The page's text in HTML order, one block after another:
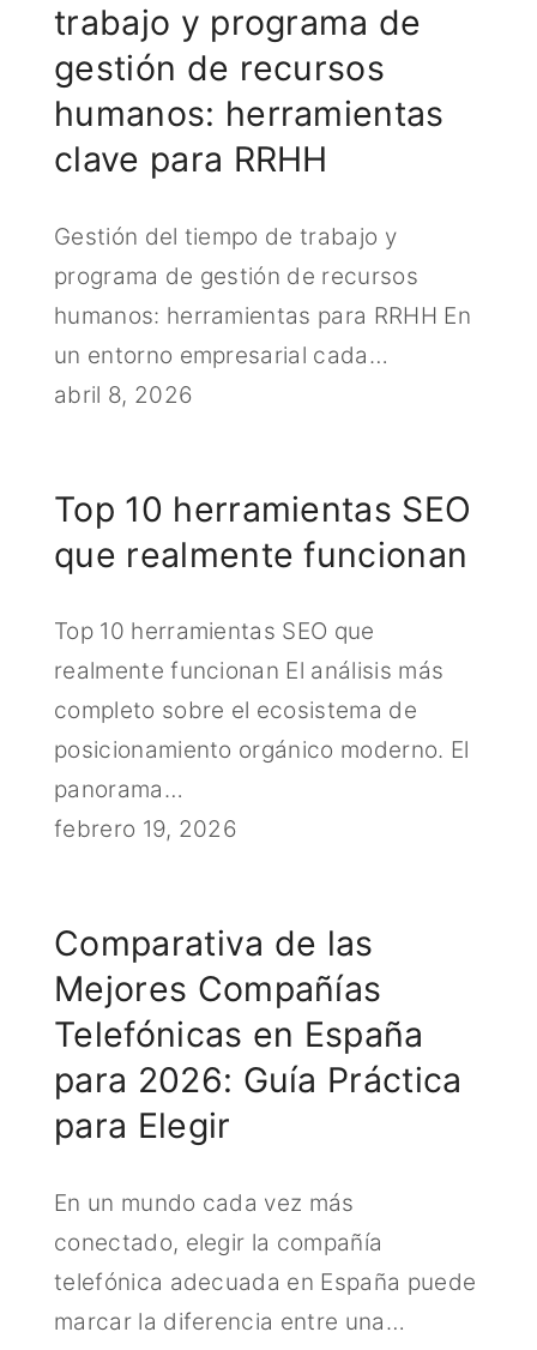
trabajo y programa de
gestión de recursos
humanos: herramientas
clave para RRHH
Gestión del tiempo de trabajo y
programa de gestión de recursos
humanos: herramientas para RRHH En
un entorno empresarial cada…
abril 8, 2026
Top 10 herramientas SEO
que realmente funcionan
Top 10 herramientas SEO que
realmente funcionan El análisis más
completo sobre el ecosistema de
posicionamiento orgánico moderno. El
panorama…
febrero 19, 2026
Comparativa de las
Mejores Compañías
Telefónicas en España
para 2026: Guía Práctica
para Elegir
En un mundo cada vez más
conectado, elegir la compañía
telefónica adecuada en España puede
marcar la diferencia entre una…